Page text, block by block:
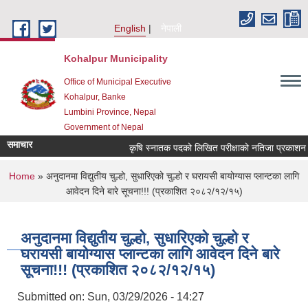
English
नेपाली
Kohalpur Municipality
Office of Municipal Executive
Kohalpur, Banke
Lumbini Province, Nepal
Government of Nepal
समाचार कृषि स्नातक पदको लिखित परीक्षाको नतिजा प्रकाशन
You are here
Home » अनुदानमा विद्युतीय चुल्हो, सुधारिएको चुल्हो र घरायसी बायोग्यास प्लान्टका लागि
आवेदन दिने बारे सूचना!!! (प्रकाशित २०८२/१२/१५)
अनुदानमा विद्युतीय चुल्हो, सुधारिएको चुल्हो र
घरायसी बायोग्यास प्लान्टका लागि आवेदन दिने बारे
सूचना!!! (प्रकाशित २०८२/१२/१५)
Submitted on: Sun, 03/29/2026 - 14:27